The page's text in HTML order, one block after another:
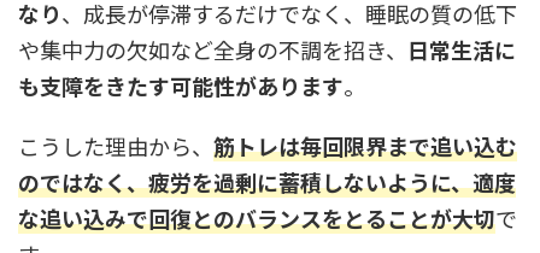
なり、成長が停滞するだけでなく、睡眠の質の低下
や集中力の欠如など全身の不調を招き、 日常生活に
も支障をきたす可能性があります。
こうした理由から、 筋トレは毎回限界まで追い込む
のではなく、疲労を過剰に蓄積しないように、適度
な追い込みで回復とのバランスをとることが大切で